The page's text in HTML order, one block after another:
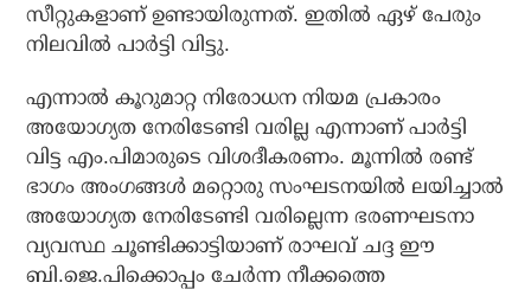
സീറ്റുകളാണ് ഉണ്ടായിരുന്നത്. ഇതില്‍ ഏഴ് പേരും
നിലവില്‍ പാര്‍ട്ടി വിട്ടു.
എന്നാല്‍ കൂറുമാറ്റ നിരോധന നിയമ പ്രകാരം
അയോഗ്യത നേരിടേണ്ടി വരില്ല എന്നാണ് പാര്‍ട്ടി
വിട്ട എം.പിമാരുടെ വിശദീകരണം. മൂന്നില്‍ രണ്ട്
ഭാഗം അംഗങ്ങള്‍ മറ്റൊരു സംഘടനയില്‍ ലയിച്ചാല്‍
അയോഗ്യത നേരിടേണ്ടി വരില്ലെന്ന ഭരണഘടനാ
വ്യവസ്ഥ ചൂണ്ടിക്കാട്ടിയാണ് രാഘവ് ചദ്ദ ഈ
ബി.ജെ.പിക്കൊപ്പം ചേര്‍ന്ന നീക്കത്തെ